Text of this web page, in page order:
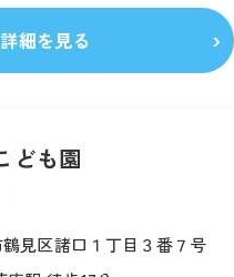
詳細を見る
ども園
見区諸口１丁目３番７号